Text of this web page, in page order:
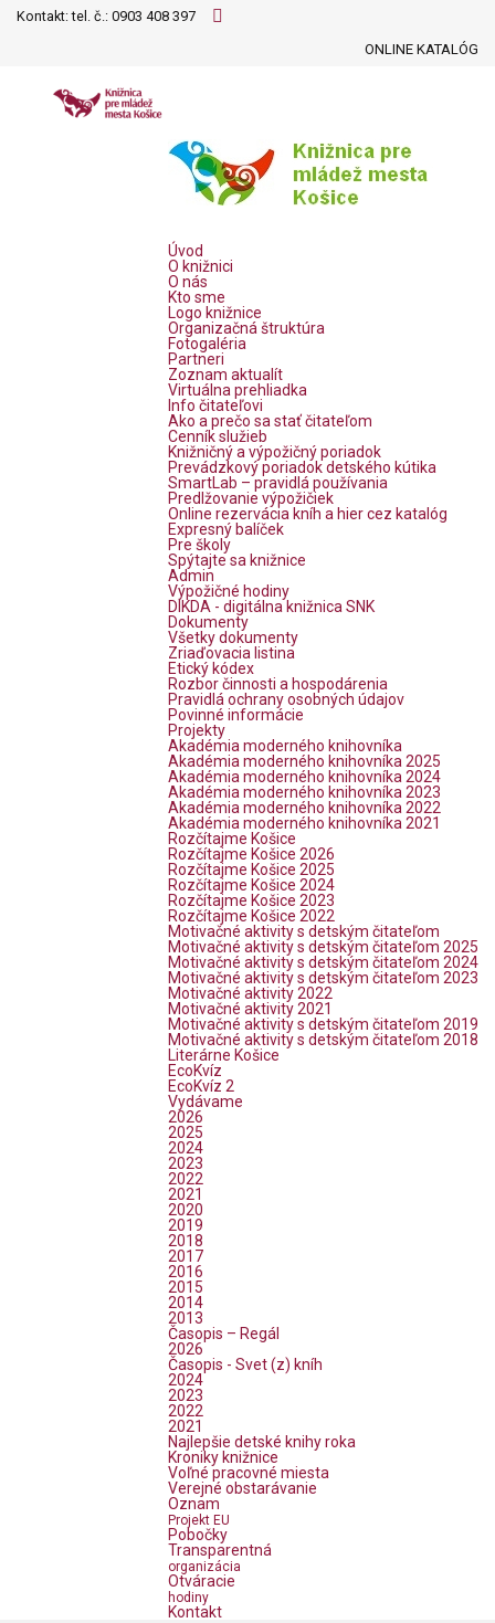
Kontakt: tel. č.: 0903 408 397
ONLINE KATALÓG
Úvod
O knižnici
O nás
Kto sme
Logo knižnice
Organizačná štruktúra
Fotogaléria
Partneri
Zoznam aktualít
Virtuálna prehliadka
Info čitateľovi
Ako a prečo sa stať čitateľom
Cenník služieb
Knižničný a výpožičný poriadok
Prevádzkový poriadok detského kútika
SmartLab – pravidlá používania
Predlžovanie výpožičiek
Online rezervácia kníh a hier cez katalóg
Expresný balíček
Pre školy
Spýtajte sa knižnice
Admin
Výpožičné hodiny
DIKDA - digitálna knižnica SNK
Dokumenty
Všetky dokumenty
Zriaďovacia listina
Etický kódex
Rozbor činnosti a hospodárenia
Pravidlá ochrany osobných údajov
Povinné informácie
Projekty
Akadémia moderného knihovníka
Akadémia moderného knihovníka 2025
Akadémia moderného knihovníka 2024
Akadémia moderného knihovníka 2023
Akadémia moderného knihovníka 2022
Akadémia moderného knihovníka 2021
Rozčítajme Košice
Rozčítajme Košice 2026
Rozčítajme Košice 2025
Rozčítajme Košice 2024
Rozčítajme Košice 2023
Rozčítajme Košice 2022
Motivačné aktivity s detským čitateľom
Motivačné aktivity s detským čitateľom 2025
Motivačné aktivity s detským čitateľom 2024
Motivačné aktivity s detským čitateľom 2023
Motivačné aktivity 2022
Motivačné aktivity 2021
Motivačné aktivity s detským čitateľom 2019
Motivačné aktivity s detským čitateľom 2018
Literárne Košice
EcoKvíz
EcoKvíz 2
Vydávame
2026
2025
2024
2023
2022
2021
2020
2019
2018
2017
2016
2015
2014
2013
Časopis – Regál
2026
Časopis - Svet (z) kníh
2024
2023
2022
2021
Najlepšie detské knihy roka
Kroniky knižnice
Voľné pracovné miesta
Verejné obstarávanie
Oznam
Projekt EU
Pobočky
Transparentná
organizácia
Otváracie
hodiny
Kontakt